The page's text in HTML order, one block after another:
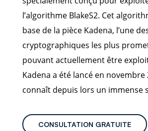
l’algorithme BlakeS2. Cet
base de la pièce Kadena, l’une
cryptographiques les plus
pouvant actuellement être
Kadena a été lancé en novembre
connaît depuis lors un immense
CONSULTATION GRATUITE